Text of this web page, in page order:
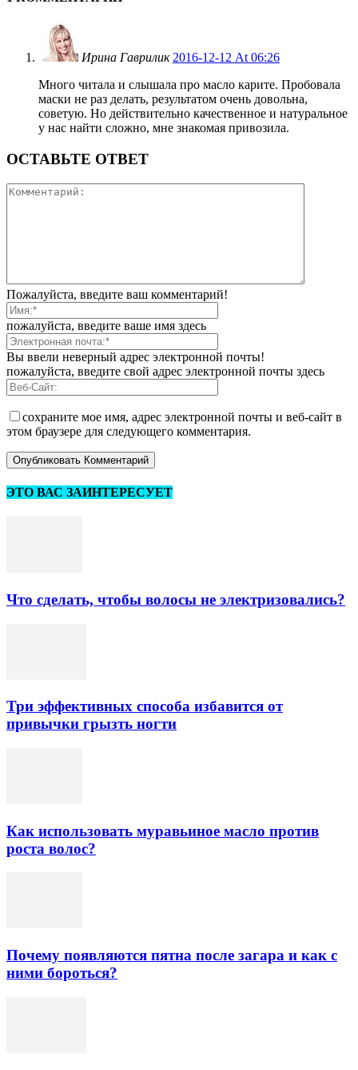
Ирина Гаврилик 2016-12-12 At 06:26
Много читала и слышала про масло карите. Пробовала
маски не раз делать, результатом очень довольна,
советую. Но действительно качественное и натуральное
у нас найти сложно, мне знакомая привозила.
ОСТАВЬТЕ ОТВЕТ
Пожалуйста, введите ваш комментарий!
пожалуйста, введите ваше имя здесь
Вы ввели неверный адрес электронной почты!
пожалуйста, введите свой адрес электронной почты здесь
сохраните мое имя, адрес электронной почты и веб-сайт в
этом браузере для следующего комментария.
ЭТО ВАС ЗАИНТЕРЕСУЕТ
Что сделать, чтобы волосы не электризовались?
Три эффективных способа избавится от
привычки грызть ногти
Как использовать муравьиное масло против
роста волос?
Почему появляются пятна после загара и как с
ними бороться?